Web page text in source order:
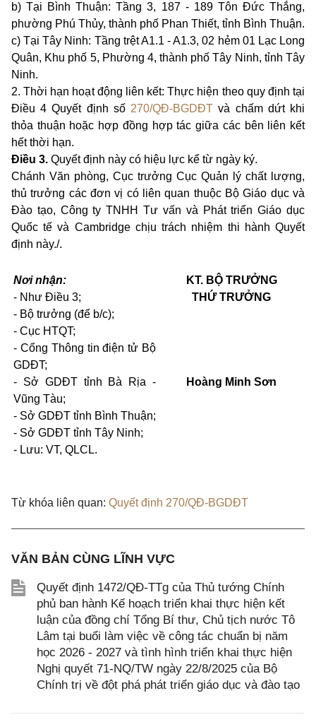
b) Tại Bình Thuận: Tầng 3, 187 - 189 Tôn Đức Thắng,
phường Phú Thủy, thành phố Phan Thiết, tỉnh Bình Thuận.
c) Tại Tây Ninh: Tầng trệt A1.1 - A1.3, 02 hẻm 01 Lạc Long
Quân, Khu phố 5, Phường 4, thành phố Tây Ninh, tỉnh Tây
Ninh.
2. Thời hạn hoạt động liên kết: Thực hiện theo quy định tại
Điều 4 Quyết định số 270/QĐ-BGDĐT và chấm dứt khi
thỏa thuận hoặc hợp đồng hợp tác giữa các bên liên kết
hết thời hạn.
Điều 3. Quyết định này có hiệu lực kể từ ngày ký.
Chánh Văn phòng, Cục trưởng Cục Quản lý chất lượng,
thủ trưởng các đơn vị có liên quan thuộc Bộ Giáo dục và
Đào tạo, Công ty TNHH Tư vấn và Phát triển Giáo dục
Quốc tế và Cambridge chịu trách nhiệm thi hành Quyết
định này./.
Nơi nhận:
- Như Điều 3;
- Bộ trưởng (để b/c);
- Cục HTQT;
- Cổng Thông tin điện tử Bộ
GDĐT;
- Sở GDĐT tỉnh Bà Rịa -
Vũng Tàu;
- Sở GDĐT tỉnh Bình Thuận;
- Sở GDĐT tỉnh Tây Ninh;
- Lưu: VT, QLCL.
KT. BỘ TRƯỞNG
THỨ TRƯỞNG
Hoàng Minh Sơn
Từ khóa liên quan: Quyết định 270/QĐ-BGDĐT
VĂN BẢN CÙNG LĨNH VỰC
Quyết định 1472/QĐ-TTg của Thủ tướng Chính
phủ ban hành Kế hoạch triển khai thực hiện kết
luận của đồng chí Tổng Bí thư, Chủ tịch nước Tô
Lâm tại buổi làm việc về công tác chuẩn bị năm
học 2026 - 2027 và tình hình triển khai thực hiện
Nghị quyết 71-NQ/TW ngày 22/8/2025 của Bộ
Chính trị về đột phá phát triển giáo dục và đào tạo